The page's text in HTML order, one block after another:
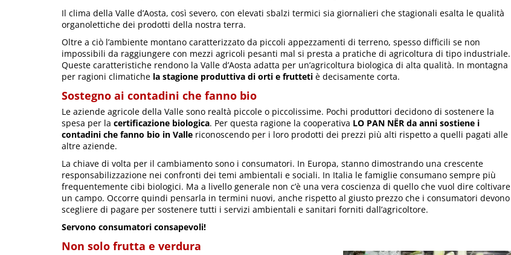
Il clima della Valle d’Aosta, così severo, con elevati sbalzi termici sia giornalieri che stagionali esalta le qualità
organolettiche dei prodotti della nostra terra.
Oltre a ciò l’ambiente montano caratterizzato da piccoli appezzamenti di terreno, spesso difficili se non
impossibili da raggiungere con mezzi agricoli pesanti mal si presta a pratiche di agricoltura di tipo industriale.
Queste caratteristiche rendono la Valle d’Aosta adatta per un’agricoltura biologica di alta qualità. In montagna
per ragioni climatiche la stagione produttiva di orti e frutteti è decisamente corta.
Sostegno ai contadini che fanno bio
Le aziende agricole della Valle sono realtà piccole o piccolissime. Pochi produttori decidono di sostenere la
spesa per la certificazione biologica. Per questa ragione la cooperativa LO PAN NËR da anni sostiene i
contadini che fanno bio in Valle riconoscendo per i loro prodotti dei prezzi più alti rispetto a quelli pagati alle
altre aziende.
La chiave di volta per il cambiamento sono i consumatori. In Europa, stanno dimostrando una crescente
responsabilizzazione nei confronti dei temi ambientali e sociali. In Italia le famiglie consumano sempre più
frequentemente cibi biologici. Ma a livello generale non c’è una vera coscienza di quello che vuol dire coltivare
un campo. Occorre quindi pensarla in termini nuovi, anche rispetto al giusto prezzo che i consumatori devono
scegliere di pagare per sostenere tutti i servizi ambientali e sanitari forniti dall’agricoltore.
Servono consumatori consapevoli!
Non solo frutta e verdura